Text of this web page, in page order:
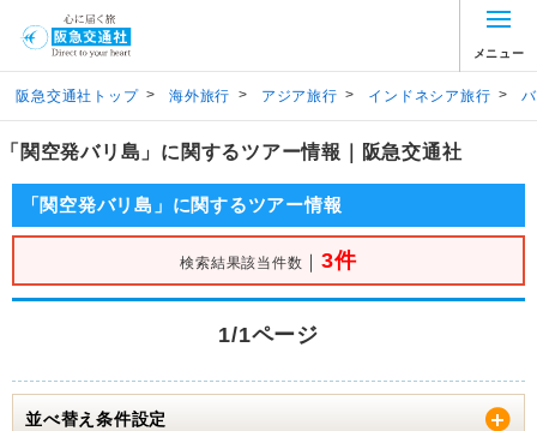
メニュー
阪急交通社トップ > 海外旅行 > アジア旅行 > インドネシア旅行 >
「関空発バリ島」に関するツアー情報｜阪急交通社
「関空発バリ島」に関するツアー情報
検索結果該当件数 ｜3件
1/1ページ
並べ替え条件設定